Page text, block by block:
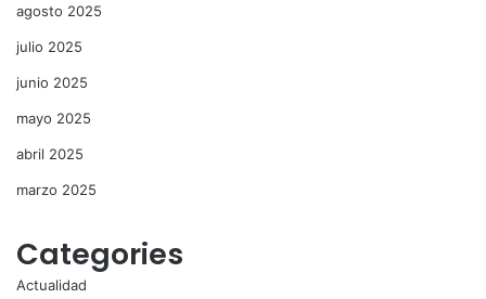
agosto 2025
julio 2025
junio 2025
mayo 2025
abril 2025
marzo 2025
Categories
Actualidad